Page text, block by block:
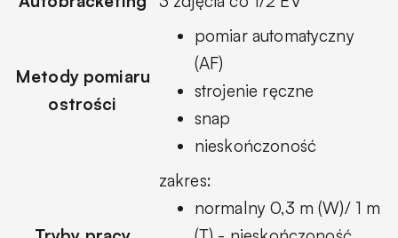
Metody pomiaru
ostrości
pomiar automatyczny
(AF)
strojenie ręczne
snap
nieskończoność
zakres:
normalny 0,3 m (W)/ 1 m